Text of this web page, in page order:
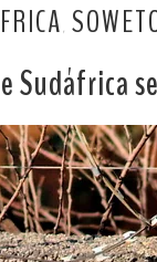
Sudáfrica